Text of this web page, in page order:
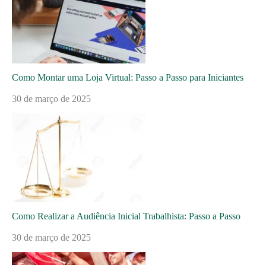
Como Montar uma Loja Virtual: Passo a Passo para Iniciantes
30 de março de 2025
Como Realizar a Audiência Inicial Trabalhista: Passo a Passo
30 de março de 2025